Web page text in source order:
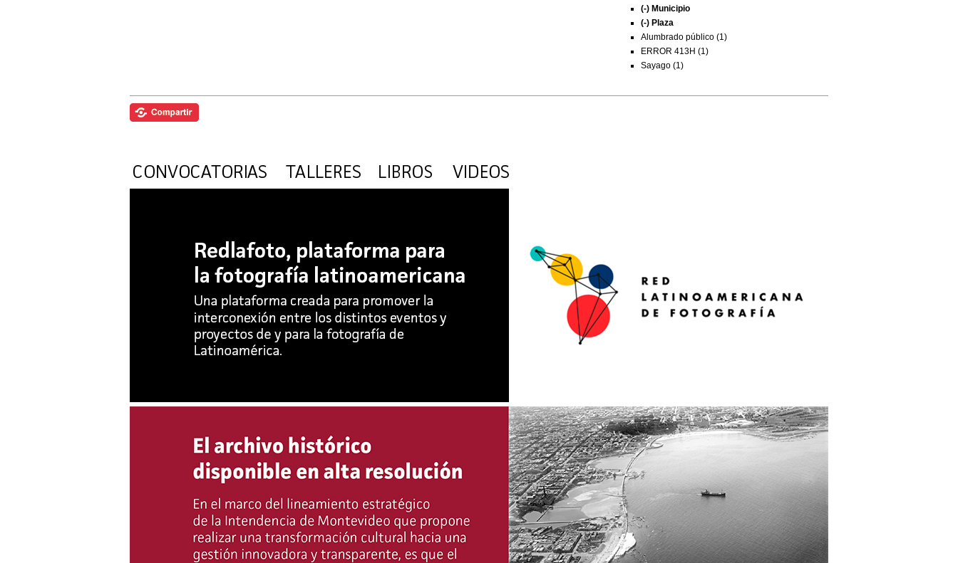
(-) Municipio
(-) Plaza
Alumbrado público (1)
ERROR 413H (1)
Sayago (1)